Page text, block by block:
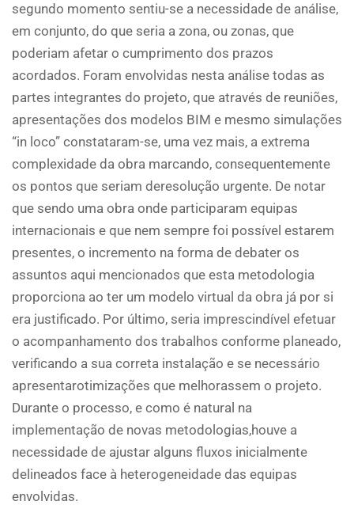
segundo momento sentiu-se a necessidade de análise,
em conjunto, do que seria a zona, ou zonas, que
poderiam afetar o cumprimento dos prazos
acordados. Foram envolvidas nesta análise todas as
partes integrantes do projeto, que através de reuniões,
apresentações dos modelos BIM e mesmo simulações
“in loco” constataram-se, uma vez mais, a extrema
complexidade da obra marcando, consequentemente
os pontos que seriam deresolução urgente. De notar
que sendo uma obra onde participaram equipas
internacionais e que nem sempre foi possível estarem
presentes, o incremento na forma de debater os
assuntos aqui mencionados que esta metodologia
proporciona ao ter um modelo virtual da obra já por si
era justificado. Por último, seria imprescindível efetuar
o acompanhamento dos trabalhos conforme planeado,
verificando a sua correta instalação e se necessário
apresentarotimizações que melhorassem o projeto.
Durante o processo, e como é natural na
implementação de novas metodologias,houve a
necessidade de ajustar alguns fluxos inicialmente
delineados face à heterogeneidade das equipas
envolvidas.